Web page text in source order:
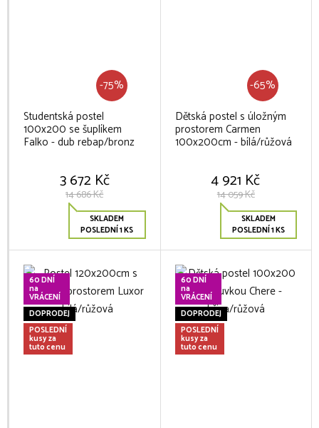
-75%
Studentská postel
100x200 se šuplíkem
Falko - dub rebap/bronz
3 672 Kč
14 686 Kč
SKLADEM
POSLEDNÍ 1 KS
-65%
Dětská postel s úložným
prostorem Carmen
100x200cm - bílá/růžová
4 921 Kč
14 059 Kč
SKLADEM
POSLEDNÍ 1 KS
60 DNÍ
na
VRÁCENÍ
DOPRODEJ
POSLEDNÍ
kusy za
tuto cenu
60 DNÍ
na
VRÁCENÍ
DOPRODEJ
POSLEDNÍ
kusy za
tuto cenu